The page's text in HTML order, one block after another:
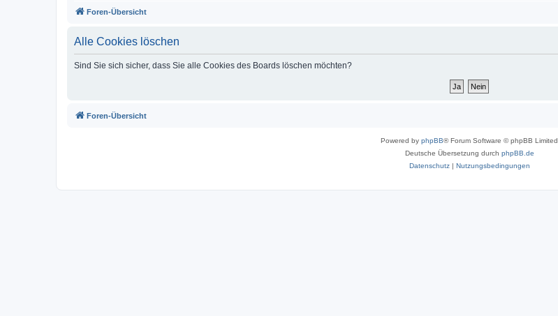
Foren-Übersicht
Alle Cookies löschen
Sind Sie sich sicher, dass Sie alle Cookies des Boards löschen möchten?
Foren-Übersicht
Powered by phpBB® Forum Software © phpBB Limited
Deutsche Übersetzung durch phpBB.de
Datenschutz| Nutzungsbedingungen